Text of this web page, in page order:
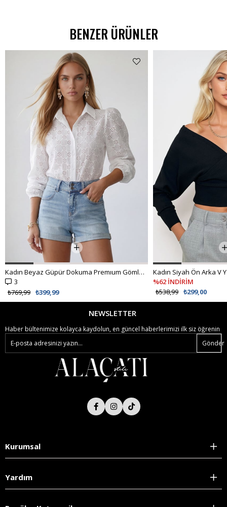
BENZER ÜRÜNLER
Kadın Beyaz Güpür Dokuma Premıum Gömlek ALC-X4366
3
₺399,99
₺769,99
%62 İNDİRİM
₺299,00
₺538,99
NEWSLETTER
Haber bültenimize kolayca kaydolun, en güncel haberlerimizi ilk siz öğrenin
Gönder
Kurumsal
Yardım